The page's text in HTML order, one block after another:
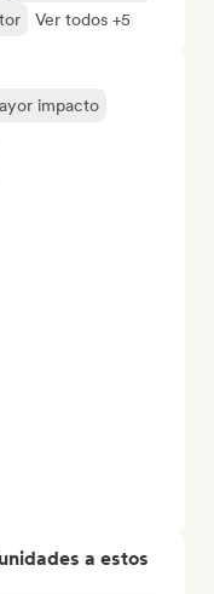
Ver todos +5
impacto
a estos